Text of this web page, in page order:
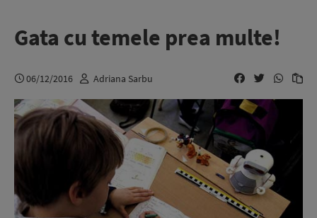
Gata cu temele prea multe!
06/12/2016 Adriana Sarbu